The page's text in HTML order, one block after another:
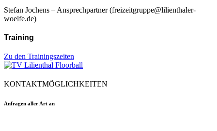
Stefan Jochens – Ansprechpartner (freizeitgruppe@lilienthaler-
woelfe.de)
Training
Zu den Trainingszeiten
KONTAKTMÖGLICHKEITEN
Anfragen aller Art an